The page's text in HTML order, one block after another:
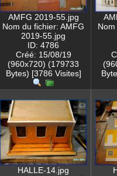
AMFG 2019-55.jpg
Nom du fichier: AMFG
2019-55.jpg
ID: 4786
Créé: 15/08/19
(960x720) (179733
Bytes) [3786 Visites]
HALLE-14.jpg